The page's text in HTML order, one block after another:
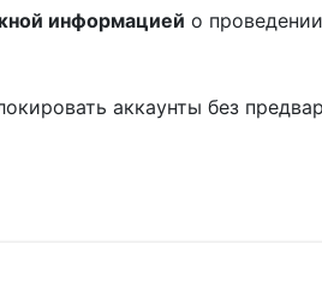
информацией о
аккаунты без